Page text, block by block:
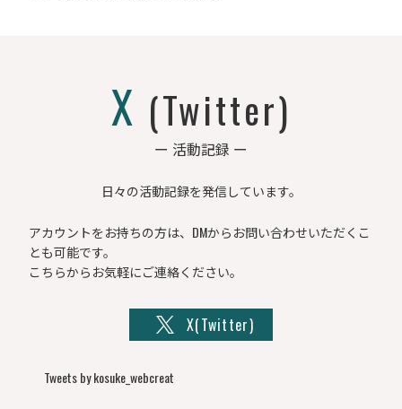
X (Twitter)
ー 活動記録 ー
日々の活動記録を発信しています。
アカウントをお持ちの方は、DMからお問い合わせいただくこ
とも可能です。
こちらからお気軽にご連絡ください。
X(Twitter)
Tweets by kosuke_webcreat